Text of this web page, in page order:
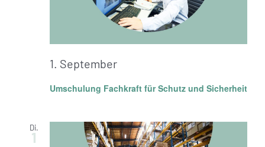
Umschulung Fachkraft für Schutz und Sicherheit
1. September
Di.
1